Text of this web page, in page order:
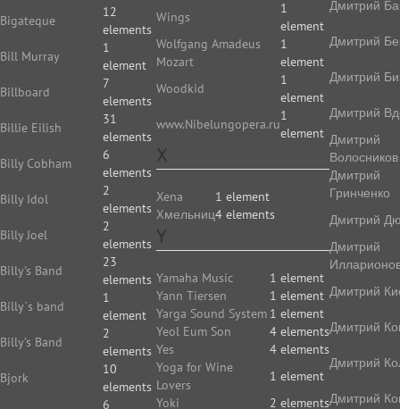
Bigateque
12
elements
Bill Murray
1
element
Billboard
7
elements
Billie Eilish
31
elements
Billy Cobham
6
elements
Billy Idol
2
elements
Billy Joel
2
elements
Billy's Band
23
elements
Billy`s band
1
element
Billy’s Band
2
elements
Bjork
10
elements
6
Wings
1
element
Wolfgang Amadeus
Mozart
1
element
Woodkid
1
element
www.Nibelungopera.ru
1
element
X
Xena
1 element
Xмельниц4 elements
Y
Yamaha Music
1 element
Yann Tiersen
1 element
Yarga Sound System 1 element
Yeol Eum Son
4 elements
Yes
4 elements
Yoga for Wine
Lovers
1 element
Yoki
2 elements
Дмитрий
Дмитрий
Дмитрий
Дмитрий
Дмитрий
Волосников
Дмитрий
Гринченко
Дмитрий
Дмитрий
Дмитрий
Дмитрий
Дмитрий
Дмитрий